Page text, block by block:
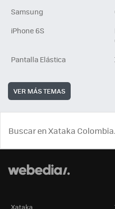
Samsung
iPhone 6S
Pantalla Elástica
VER MÁS TEMAS
Xataka